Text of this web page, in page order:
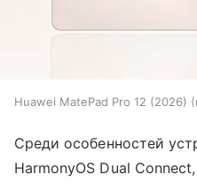
Huawei MatePad Pro 12 (2026)
Среди особенностей
HarmonyOS Dual